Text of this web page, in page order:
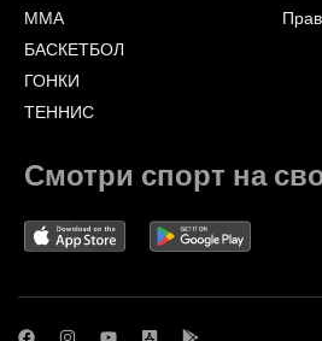
ММА
БАСКЕТБОЛ
ГОНКИ
ТЕННИС
Смотри спорт на